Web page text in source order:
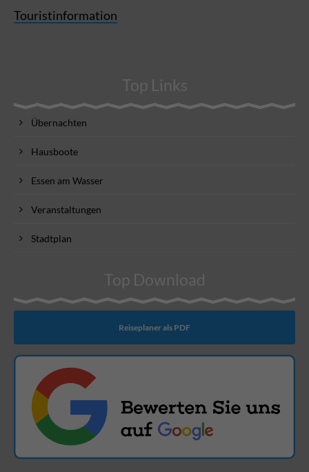
Touristinformation
Top Links
Übernachten
Hausboote
Essen am Wasser
Veranstaltungen
Stadtplan
Top Download
Reiseplaner als PDF